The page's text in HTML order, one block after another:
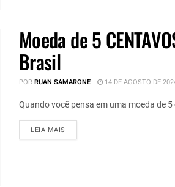
Moeda de 5
Brasil
PORRUAN SAMARONE 14 DE AGOSTO DE
Quando você pensa em uma moeda de
LEIA MAIS